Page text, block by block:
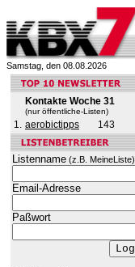
Samstag, den 08.08.2026
Kontakte Woche 31
(nur öffentliche-Listen)
1. aerobictipps 143
Listenname (z.B. MeineListe)
Email-Adresse
Paßwort